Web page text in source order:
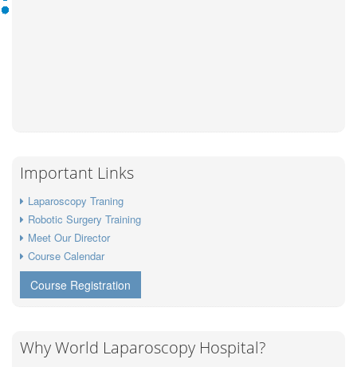
Important Links
Laparoscopy Traning
Robotic Surgery Training
Meet Our Director
Course Calendar
Course Registration
Why World Laparoscopy Hospital?